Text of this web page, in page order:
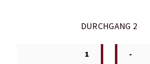
DURCHGANG 2
1 -